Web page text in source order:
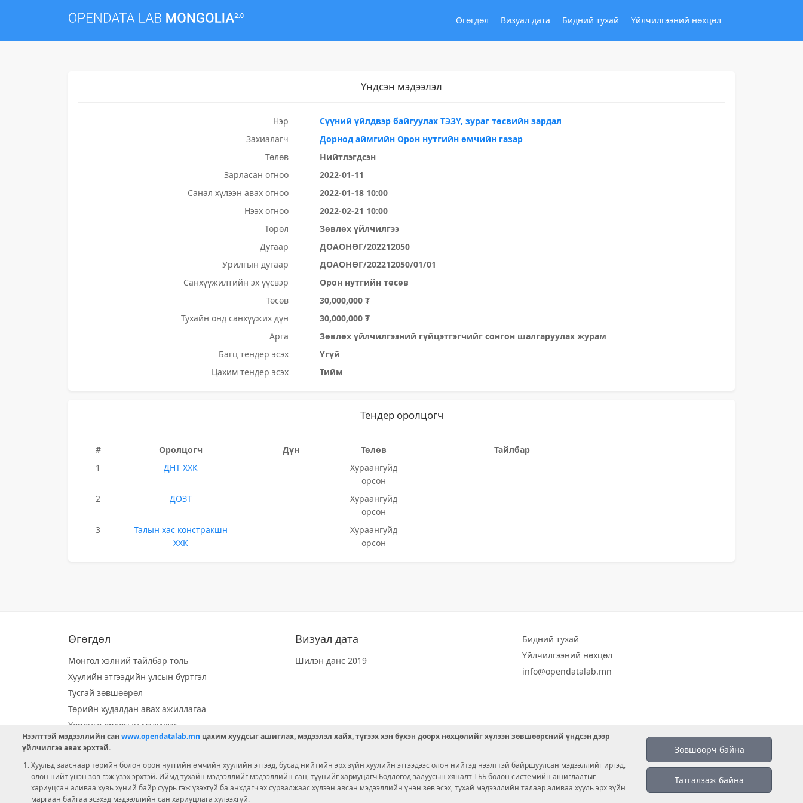
Өгөгдөл Визуал дата Бидний тухай Үйлчилгээний нөхцөл
Үндсэн мэдээлэл
Нэр
Сүүний үйлдвэр байгуулах ТЭЗҮ, зураг төсвийн зардал
Захиалагч
Дорнод аймгийн Орон нутгийн өмчийн газар
Төлөв
Нийтлэгдсэн
Зарласан огноо
2022-01-11
Санал хүлээн авах огноо
2022-01-18 10:00
Нээх огноо
2022-02-21 10:00
Төрөл
Зөвлөх үйлчилгээ
Дугаар
ДОАОНӨГ/202212050
Урилгын дугаар
ДОАОНӨГ/202212050/01/01
Санхүүжилтийн эх үүсвэр
Орон нутгийн төсөв
Төсөв
30,000,000 ₮
Тухайн онд санхүүжих дүн
30,000,000 ₮
Арга
Зөвлөх үйлчилгээний гүйцэтгэгчийг сонгон шалгаруулах журам
Багц тендер эсэх
Үгүй
Цахим тендер эсэх
Тийм
Тендер оролцогч
# Оролцогч Дүн Төлөв
Тайлбар
1
ДНТ ХХК
Хураангуйд
орсон
2
ДОЗТ
Хураангуйд
орсон
3
Талын хас констракшн
ХХК
Хураангуйд
орсон
Өгөгдөл
Монгол хэлний тайлбар толь
Хуулийн этгээдийн улсын бүртгэл
Тусгай зөвшөөрөл
Төрийн худалдан авах ажиллагаа
Хөрөнгө орлогын мэдүүлэг
Орон нутгийн хөгжлийн сан
Ээлжит сонгууль
Ашигт малтмал тусгай зөвшөөрөл
Визуал дата
Шилэн данс 2019
Бидний тухай
Үйлчилгээний нөхцөл
info@opendatalab.mn
Зөвшөөрч байна
Татгалзаж байна
Нээлттэй мэдээллийн сан www.opendatalab.mn цахим хуудсыг ашиглах, мэдээлэл хайх, түгээх хэн бүхэн доорх нөхцөлийг хүлээн зөвшөөрсний үндсэн дээр
үйлчилгээ авах эрхтэй.
Хуульд зааснаар төрийн болон орон нутгийн өмчийн хуулийн этгээд, бусад нийтийн эрх зүйн хуулийн этгээдээс олон нийтэд нээлттэй байршуулсан мэдээллийг иргэд,
олон нийт үнэн зөв гэж үзэх эрхтэй. Иймд тухайн мэдээллийг мэдээллийн сан, түүнийг хариуцагч Бодлогод залуусын хяналт ТББ болон системийн ашиглалтыг
хариуцсан аливаа хувь хүний байр суурь гэж үзэхгүй ба анхдагч эх сурвалжаас хүлээн авсан мэдээллийн үнэн зөв эсэх, тухай мэдээллийн талаар аливаа хууль эрх зүйн
маргаан байгаа эсэхэд мэдээллийн сан хариуцлага хүлээхгүй.